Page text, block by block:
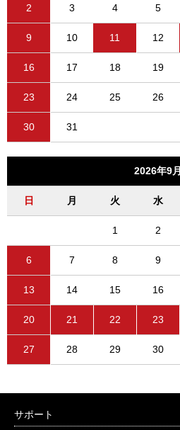
2 3 4 5
9 10 11 12
16 17 18 19
23 24 25 26
30 31
2026年9月
日 月 火 水
1 2
6 7 8 9
13 14 15 16
20 21 22 23
27 28 29 30
サポート